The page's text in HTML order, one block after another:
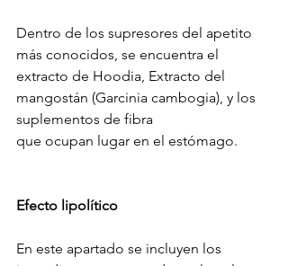
Dentro de los supresores del apetito
más conocidos, se encuentra el
extracto de Hoodia, Extracto del
mangostán (Garcinia cambogia), y los
suplementos de fibra
que ocupan lugar en el estómago.
Efecto lipolítico
En este apartado se incluyen los